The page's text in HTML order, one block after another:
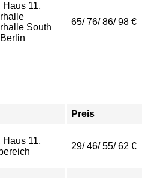
Haus 11,
South
65/ 76/ 86/ 98 €
Preis
Haus 11,
29/ 46/ 55/ 62 €